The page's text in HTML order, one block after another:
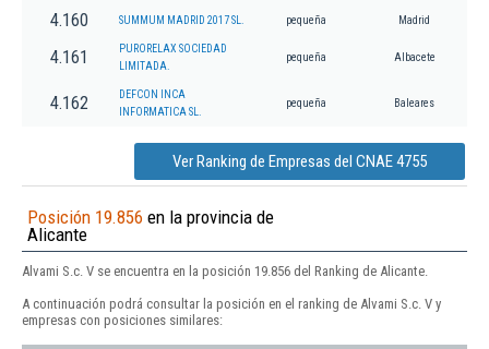
4.160 SUMMUM MADRID 2017 SL. pequeña Madrid
4.161
PURORELAX SOCIEDAD
LIMITADA.
pequeña Albacete
4.162
DEFCON INCA
INFORMATICA SL.
pequeña Baleares
Ver Ranking de Empresas del CNAE 4755
Posición 19.856 en la provincia de
Alicante
Alvami S.c. V se encuentra en la posición 19.856 del Ranking de Alicante.
A continuación podrá consultar la posición en el ranking de Alvami S.c. V y
empresas con posiciones similares: